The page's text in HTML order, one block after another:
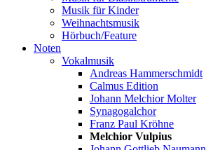
Musik für Kinder
Weihnachtsmusik
Hörbuch/Feature
Noten
Vokalmusik
Andreas Hammerschmidt
Calmus Edition
Johann Melchior Molter
Synagogalchor
Franz Paul Kröhne
Melchior Vulpius